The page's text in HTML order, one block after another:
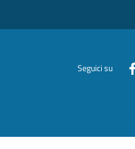
Seguici su